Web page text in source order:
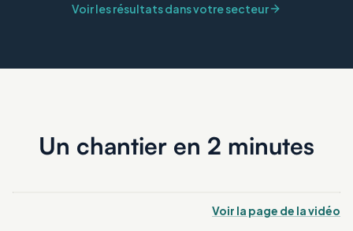
Voir les résultats dans votre secteur
Un chantier en 2 minutes
Voir la page de la vidéo